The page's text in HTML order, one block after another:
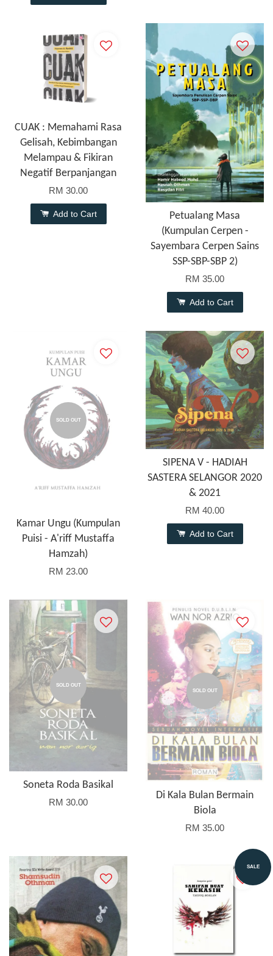
CUAK : Memahami Rasa
Gelisah, Kebimbangan
Melampau & Fikiran
Negatif Berpanjangan
RM 30.00
Add to Cart
Petualang Masa
(Kumpulan Cerpen -
Sayembara Cerpen Sains
SSP-SBP-SBP 2)
RM 35.00
Add to Cart
SOLD OUT
Kamar Ungu (Kumpulan
Puisi - A'riff Mustaffa
Hamzah)
RM 23.00
SIPENA V - HADIAH
SASTERA SELANGOR 2020
& 2021
RM 40.00
Add to Cart
SOLD OUT
Soneta Roda Basikal
RM 30.00
SOLD OUT
Di Kala Bulan Bermain
Biola
RM 35.00
SALE